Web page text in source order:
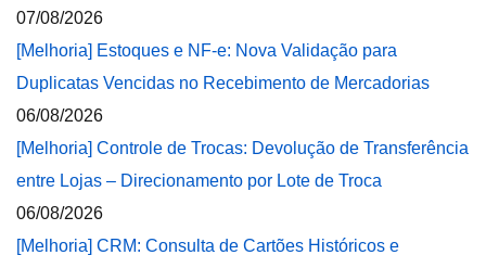
07/08/2026
[Melhoria] Estoques e NF-e: Nova Validação para
Duplicatas Vencidas no Recebimento de Mercadorias
06/08/2026
[Melhoria] Controle de Trocas: Devolução de Transferência
entre Lojas – Direcionamento por Lote de Troca
06/08/2026
[Melhoria] CRM: Consulta de Cartões Históricos e